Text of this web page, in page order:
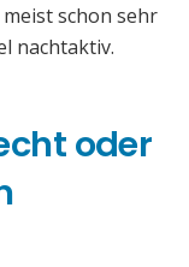
schon sehr
nachtaktiv.
oder